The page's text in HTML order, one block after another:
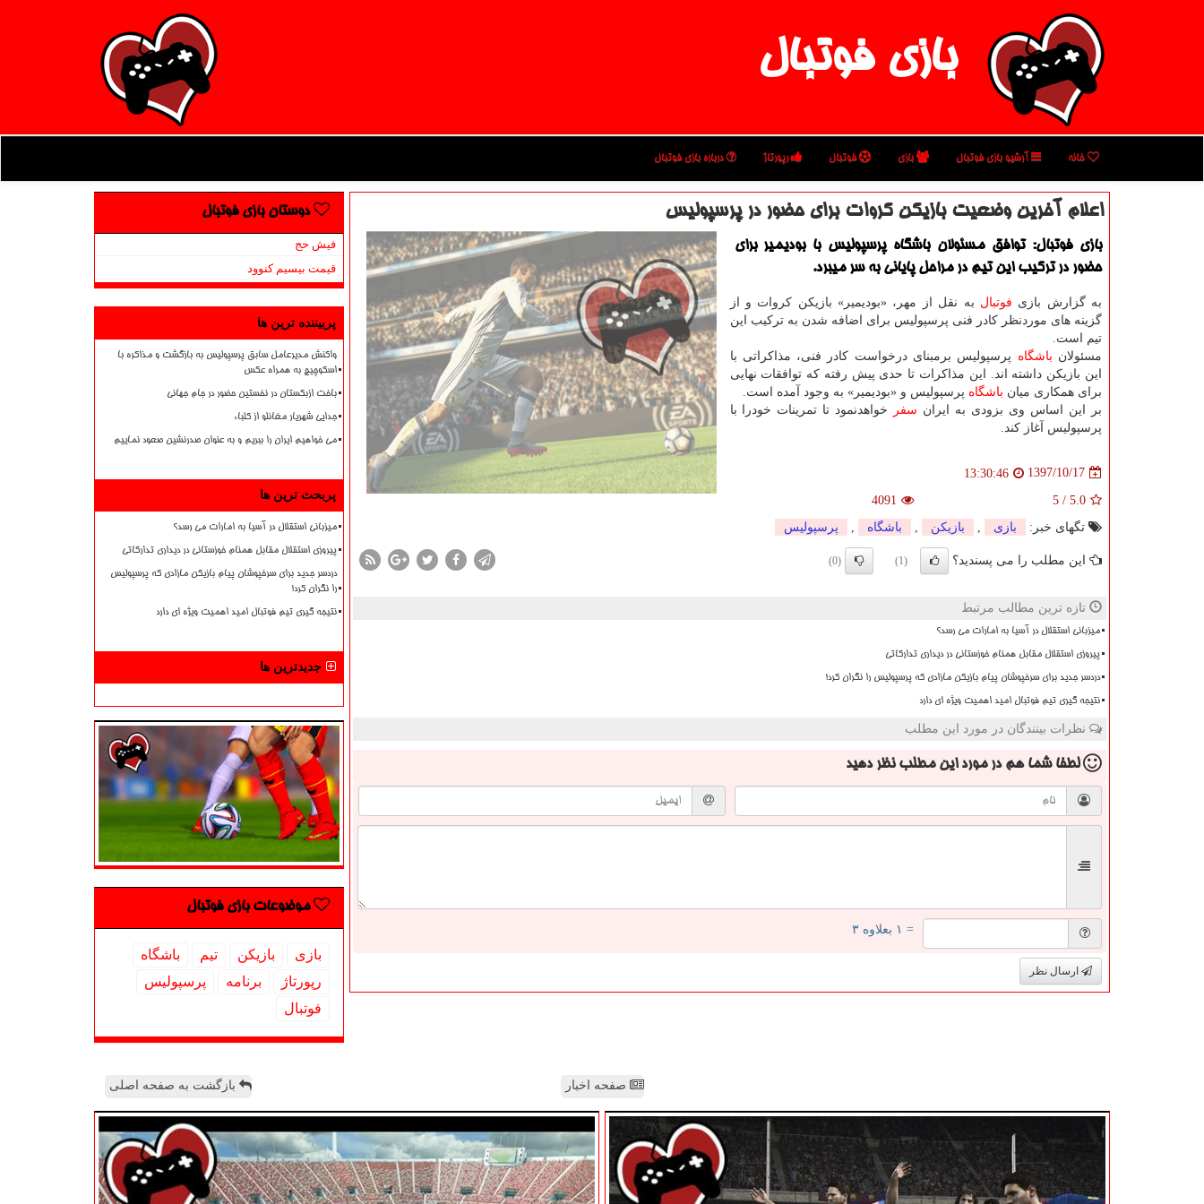
بازی فوتبال
خانه آرشیو بازی فوتبال بازی فوتبال رپورتاژ درباره بازی فوتبال
اعلام آخرین وضعیت بازیكن كروات برای حضور در پرسپولیس
بازی فوتبال: توافق مسئولان باشگاه پرسپولیس با بودیمیر برای
حضور در تركیب این تیم در مراحل پایانی به سر می‎برد.
به گزارش بازی فوتبال به نقل از مهر، «بودیمیر» بازیكن كروات و از
گزینه های موردنظر كادر فنی پرسپولیس برای اضافه شدن به تركیب این
تیم است.
مسئولان باشگاه پرسپولیس برمبنای درخواست كادر فنی، مذاكراتی با
این بازیكن داشته اند. این مذاكرات تا حدی پیش رفته كه توافقات نهایی
برای همكاری میان باشگاه پرسپولیس و «بودیمیر» به وجود آمده است.
بر این اساس وی بزودی به ایران سفر
خواهدنمود تا تمرینات خودرا با
پرسپولیس آغاز كند.
1397/10/17
13:30:46
5.0
/
5
4091
تگهای خبر:
بازی بازیكن باشگاه پرسپولیس
این مطلب را می پسندید؟ (1)
(0)
تازه ترین مطالب مرتبط
میزبانی استقلال در آسیا به امارات می رسد؟
پیروزی استقلال مقابل همنام خوزستانی در دیداری تدارکاتی
دردسر جدید برای سرخپوشان پیام بازیکن مازادی که پرسپولیس را نگران کرد!
نتیجه گیری تیم فوتبال امید اهمیت ویژه ای دارد
نظرات بینندگان در مورد این مطلب
لطفا شما همدر مورد این مطلب نظر دهید
= ۱ بعلاوه ۳
ارسال نظر
دوستان بازی فوتبال
فیش حج
قیمت بیسیم کنوود
پربیننده ترین ها
واکنش مدیرعامل سابق پرسپولیس به بازگشت و مذاکره با
اسکوچیچ به همراه عکس
باخت ازبکستان در نخستین حضور در جام جهانی
جدایی شهریار مغانلو از کلباء
می خواهیم ایران را ببریم و به عنوان صدرنشین صعود نماییم
پربحث ترین ها
میزبانی استقلال در آسیا به امارات می رسد؟
پیروزی استقلال مقابل همنام خوزستانی در دیداری تدارکاتی
دردسر جدید برای سرخپوشان پیام بازیکن مازادی که پرسپولیس
را نگران کرد!
نتیجه گیری تیم فوتبال امید اهمیت ویژه ای دارد
جدیدترین ها
موضوعات بازی فوتبال
بازی بازیكن تیم
باشگاه
رپورتاژ
برنامه
پرسپولیس
فوتبال
صفحه اخبار بازگشت به صفحه اصلی